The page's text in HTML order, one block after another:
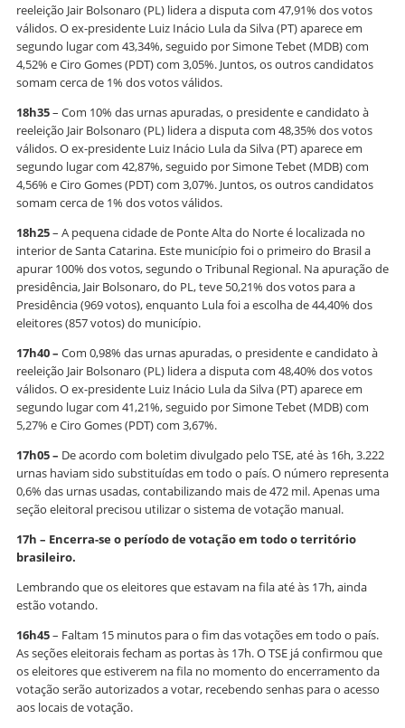
reeleição Jair Bolsonaro (PL) lidera a disputa com 47,91% dos votos
válidos. O ex-presidente Luiz Inácio Lula da Silva (PT) aparece em
segundo lugar com 43,34%, seguido por Simone Tebet (MDB) com
4,52% e Ciro Gomes (PDT) com 3,05%. Juntos, os outros candidatos
somam cerca de 1% dos votos válidos.
18h35– Com 10% das urnas apuradas, o presidente e candidato à
reeleição Jair Bolsonaro (PL) lidera a disputa com 48,35% dos votos
válidos. O ex-presidente Luiz Inácio Lula da Silva (PT) aparece em
segundo lugar com 42,87%, seguido por Simone Tebet (MDB) com
4,56% e Ciro Gomes (PDT) com 3,07%. Juntos, os outros candidatos
somam cerca de 1% dos votos válidos.
18h25– A pequena cidade de Ponte Alta do Norte é localizada no
interior de Santa Catarina. Este município foi o primeiro do Brasil a
apurar 100% dos votos, segundo o Tribunal Regional. Na apuração de
presidência, Jair Bolsonaro, do PL, teve 50,21% dos votos para a
Presidência (969 votos), enquanto Lula foi a escolha de 44,40% dos
eleitores (857 votos) do município.
17h40 – Com 0,98% das urnas apuradas, o presidente e candidato à
reeleição Jair Bolsonaro (PL) lidera a disputa com 48,40% dos votos
válidos. O ex-presidente Luiz Inácio Lula da Silva (PT) aparece em
segundo lugar com 41,21%, seguido por Simone Tebet (MDB) com
5,27% e Ciro Gomes (PDT) com 3,67%.
17h05 – De acordo com boletim divulgado pelo TSE, até às 16h, 3.222
urnas haviam sido substituídas em todo o país. O número representa
0,6% das urnas usadas, contabilizando mais de 472 mil. Apenas uma
seção eleitoral precisou utilizar o sistema de votação manual.
17h – Encerra-se o período de votação em todo o território
brasileiro.
Lembrando que os eleitores que estavam na fila até às 17h, ainda
estão votando.
16h45– Faltam 15 minutos para o fim das votações em todo o país.
As seções eleitorais fecham as portas às 17h. O TSE já confirmou que
os eleitores que estiverem na fila no momento do encerramento da
votação serão autorizados a votar, recebendo senhas para o acesso
aos locais de votação.